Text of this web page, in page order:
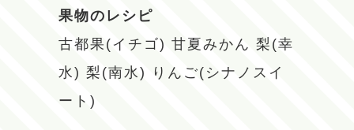
果物のレシピ
古都果(イチゴ) 甘夏みかん 梨(幸
水) 梨(南水)
りんご(シナノスイ
ート)